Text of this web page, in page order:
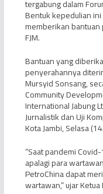
tergabung dalam
Bentuk kepedulian
memberikan
FJM.
Bantuan yang
penyerahannya
Mursyid Sonsang,
Community
International Jabung
Jurnalistik dan Uji
Kota Jambi, Selasa
“Saat pandemi
apalagi para
PetroChina dapat
wartawan,” ujar